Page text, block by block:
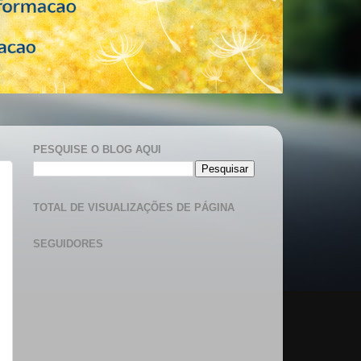
PESQUISE O BLOG AQUI
TOTAL DE VISUALIZAÇÕES DE PÁGINA
SEGUIDORES